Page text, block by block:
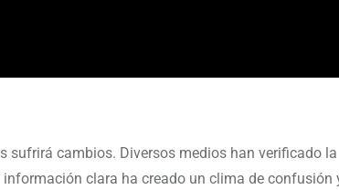
sufrirá cambios. Diversos medios han verificado la
clara ha creado un clima de confusión